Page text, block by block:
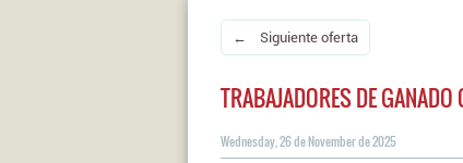
← Siguiente oferta
TRABAJADORES DE
Wednesday, 26 de November de 2025